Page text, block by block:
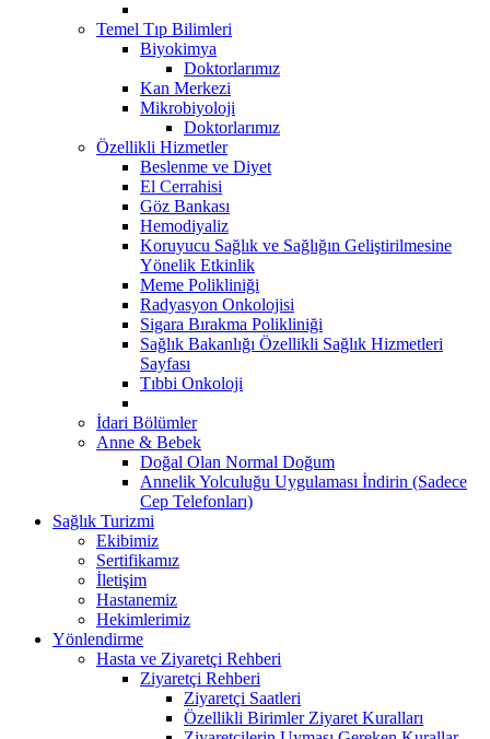
Temel Tıp Bilimleri
Biyokimya
Doktorlarımız
Kan Merkezi
Mikrobiyoloji
Doktorlarımız
Özellikli Hizmetler
Beslenme ve Diyet
El Cerrahisi
Göz Bankası
Hemodiyaliz
Koruyucu Sağlık ve Sağlığın Geliştirilmesine
Yönelik Etkinlik
Meme Polikliniği
Radyasyon Onkolojisi
Sigara Bırakma Polikliniği
Sağlık Bakanlığı Özellikli Sağlık Hizmetleri
Sayfası
Tıbbi Onkoloji
İdari Bölümler
Anne & Bebek
Doğal Olan Normal Doğum
Annelik Yolculuğu Uygulaması İndirin (Sadece
Cep Telefonları)
Sağlık Turizmi
Ekibimiz
Sertifikamız
İletişim
Hastanemiz
Hekimlerimiz
Yönlendirme
Hasta ve Ziyaretçi Rehberi
Ziyaretçi Rehberi
Ziyaretçi Saatleri
Özellikli Birimler Ziyaret Kuralları